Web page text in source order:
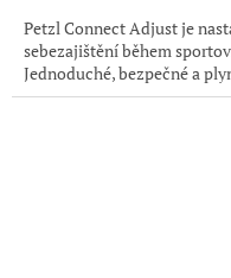
z
5
hvězdiček.
Petzl Connect Adjust je
sebezajištění během
Jednoduché, bezpečné a